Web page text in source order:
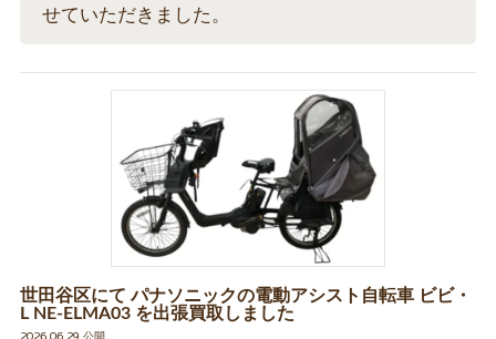
せていただきました。
世田谷区にて パナソニックの電動アシスト自転車 ビビ・
L NE-ELMA03 を出張買取しました